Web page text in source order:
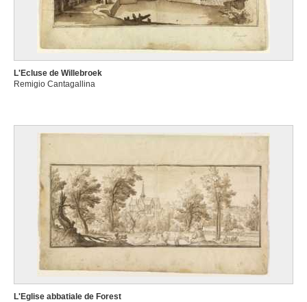
L'Ecluse de Willebroek
Remigio Cantagallina
L'Eglise abbatiale de Forest